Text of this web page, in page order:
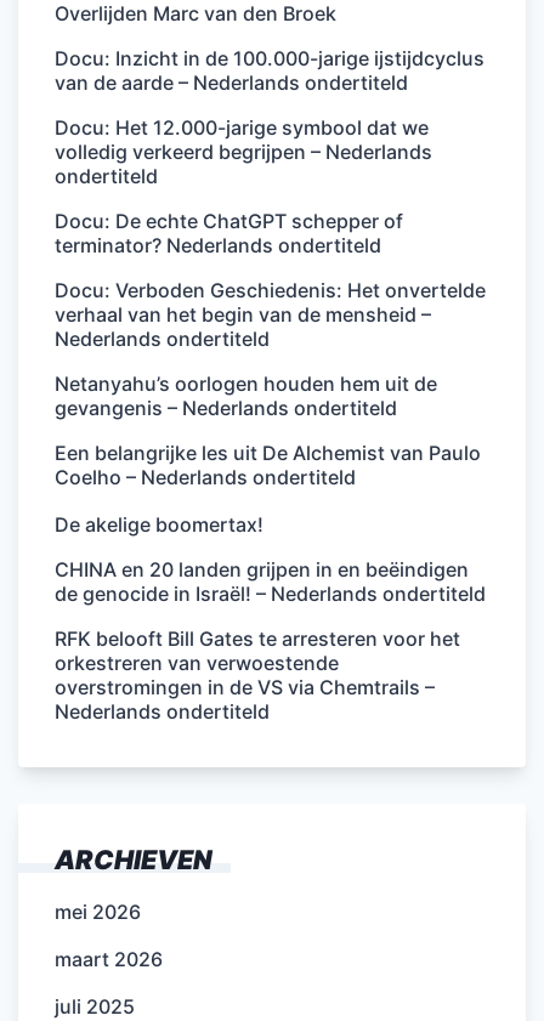
Overlijden Marc van den Broek
Docu: Inzicht in de 100.000-jarige ijstijdcyclus
van de aarde – Nederlands ondertiteld
Docu: Het 12.000-jarige symbool dat we
volledig verkeerd begrijpen – Nederlands
ondertiteld
Docu: De echte ChatGPT schepper of
terminator? Nederlands ondertiteld
Docu: Verboden Geschiedenis: Het onvertelde
verhaal van het begin van de mensheid –
Nederlands ondertiteld
Netanyahu’s oorlogen houden hem uit de
gevangenis – Nederlands ondertiteld
Een belangrijke les uit De Alchemist van Paulo
Coelho – Nederlands ondertiteld
De akelige boomertax!
CHINA en 20 landen grijpen in en beëindigen
de genocide in Israël! – Nederlands ondertiteld
RFK belooft Bill Gates te arresteren voor het
orkestreren van verwoestende
overstromingen in de VS via Chemtrails –
Nederlands ondertiteld
ARCHIEVEN
mei 2026
maart 2026
juli 2025